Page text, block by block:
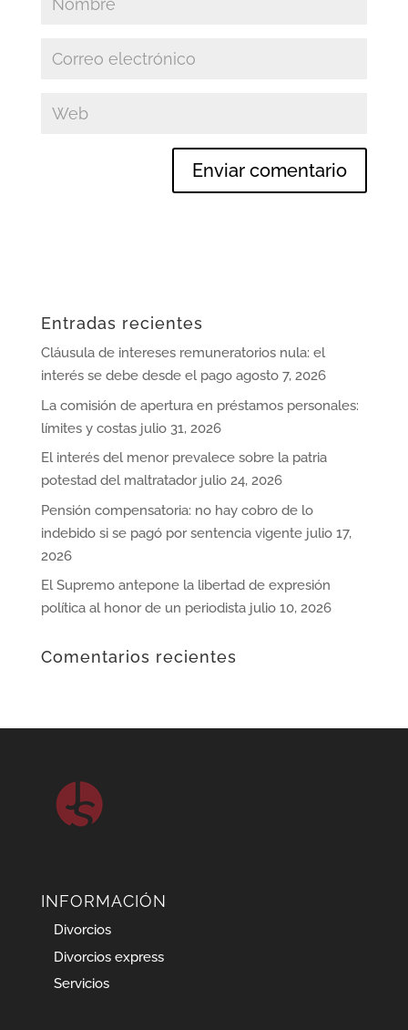
Entradas recientes
Cláusula de intereses remuneratorios nula: el
interés se debe desde el pago agosto 7, 2026
La comisión de apertura en préstamos personales:
límites y costas julio 31, 2026
El interés del menor prevalece sobre la patria
potestad del maltratador julio 24, 2026
Pensión compensatoria: no hay cobro de lo
indebido si se pagó por sentencia vigente julio 17,
2026
El Supremo antepone la libertad de expresión
política al honor de un periodista julio 10, 2026
Comentarios recientes
INFORMACIÓN
Divorcios
Divorcios express
Servicios